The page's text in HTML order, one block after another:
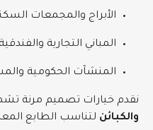
الأبراج والمجمعات
المباني التجارية والفندقية
المنشآت الحكومية
نقدم خيارات تصميم مرنة
والكبائن لتناسب الطابع